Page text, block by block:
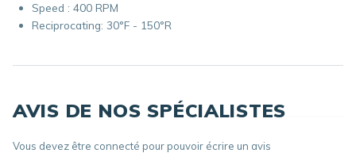
Speed : 400 RPM
Reciprocating: 30°F - 150°R
AVIS DE NOS SPÉCIALISTES
Vous devez être connecté pour pouvoir écrire un avis